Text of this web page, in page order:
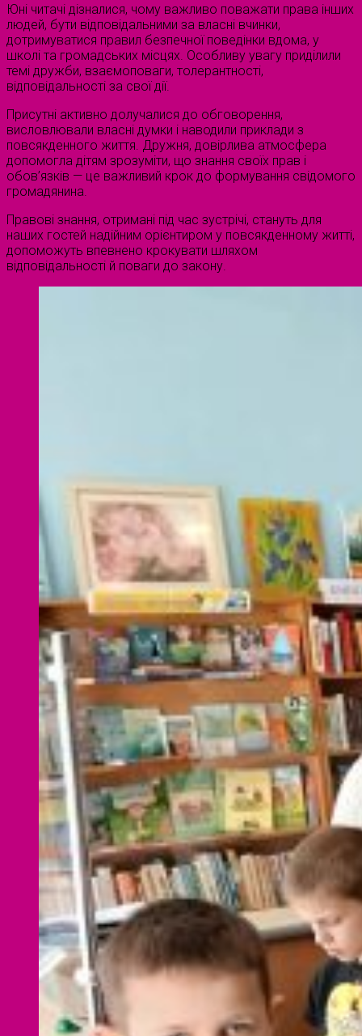
Юні читачі дізналися, чому важливо поважати права інших
людей, бути відповідальними за власні вчинки,
дотримуватися правил безпечної поведінки вдома, у
школі та громадських місцях. Особливу увагу приділили
темі дружби, взаємоповаги, толерантності,
відповідальності за свої дії.
Присутні активно долучалися до обговорення,
висловлювали власні думки і наводили приклади з
повсякденного життя. Дружня, довірлива атмосфера
допомогла дітям зрозуміти, що знання своїх прав і
обов’язків — це важливий крок до формування свідомого
громадянина.
Правові знання, отримані під час зустрічі, стануть для
наших гостей надійним орієнтиром у повсякденному житті,
допоможуть впевнено крокувати шляхом
відповідальності й поваги до закону.